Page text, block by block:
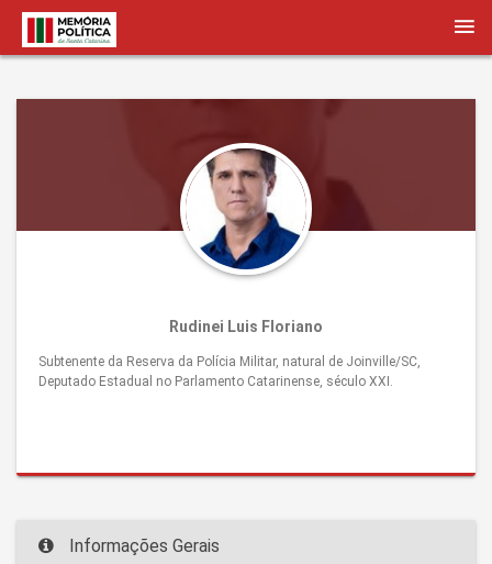
Rudinei Luis Floriano
Subtenente da Reserva da Polícia Militar, natural de Joinville/SC,
Deputado Estadual no Parlamento Catarinense, século XXI.
Informações Gerais